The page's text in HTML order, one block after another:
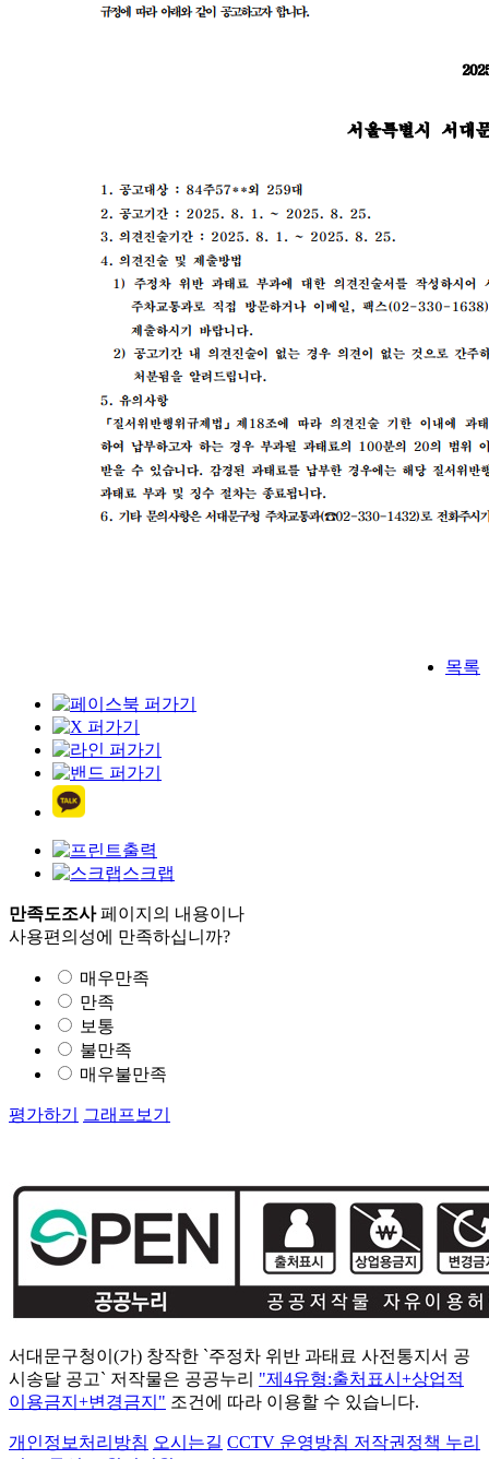
목록
출력
스크랩
만족도조사페이지의 내용이나
사용편의성에 만족하십니까?
매우만족
만족
보통
불만족
매우불만족
평가하기 그래프보기
서대문구청이(가) 창작한 `주정차 위반 과태료 사전통지서 공
시송달 공고` 저작물은 공공누리 "제4유형:출처표시+상업적
이용금지+변경금지" 조건에 따라 이용할 수 있습니다.
개인정보처리방침 오시는길 CCTV 운영방침 저작권정책 누리